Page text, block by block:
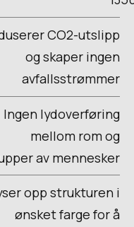
CO2-utslipp
og skaper ingen
avfallsstrømmer
Ingen lydoverføring
mellom rom og
av mennesker
opp strukturen i
ønsket farge for å